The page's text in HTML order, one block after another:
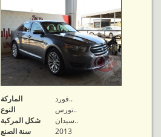
الماركة
فورد..
النوع
تورس..
شكل المركبة
سيدان..
سنة الصنع
2013